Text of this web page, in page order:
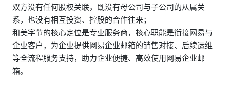
双方没有任何股权关联，既没有母公司与子公司的从属关
系，也没有相互投资、控股的合作往来；
和美字节的核心定位是专业服务商，核心职能是衔接网易与
企业客户，为企业提供网易企业邮箱的销售对接、后续运维
等全流程服务支持，助力企业便捷、高效使用网易企业邮
箱。